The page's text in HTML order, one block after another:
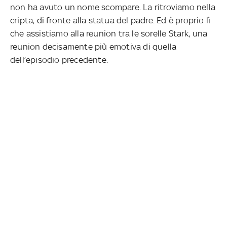
non ha avuto un nome scompare. La ritroviamo nella
cripta, di fronte alla statua del padre. Ed è proprio lì
che assistiamo alla reunion tra le sorelle Stark, una
reunion decisamente più emotiva di quella
dell’episodio precedente.